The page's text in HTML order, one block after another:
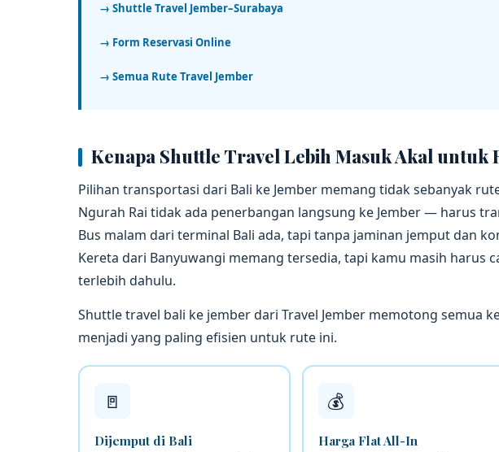
→ Shuttle Travel Jember–Surabaya
→ Form Reservasi Online
→ Semua Rute Travel Jember
Kenapa Shuttle Travel Lebih Masuk Akal untuk
Pilihan transportasi dari Bali ke Jember memang tidak sebanyak
Ngurah Rai tidak ada penerbangan langsung ke Jember — harus
Bus malam dari terminal Bali ada, tapi tanpa jaminan jemput dan
Kereta dari Banyuwangi memang tersedia, tapi kamu masih harus
terlebih dahulu.
Shuttle travel bali ke jember dari Travel Jember memotong semua
menjadi yang paling efisien untuk rute ini.
🚪
Dijemput di Bali
💰
Harga Flat All-In